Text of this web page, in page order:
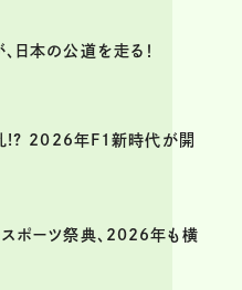
日本の公道を走る！
!? 2026年F1新時代が開
ポーツ祭典、2026年も横